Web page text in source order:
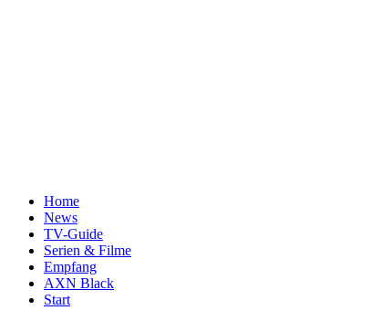
Home
News
TV-Guide
Serien & Filme
Empfang
AXN Black
Start